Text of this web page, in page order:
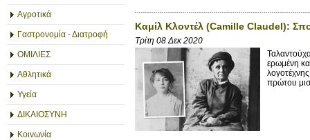
Αγροτικά
Γαστρονομία - Διατροφή
ΟΜΙΛΙΕΣ
Αθλητικά
Υγεία
ΔΙΚΑΙΟΣΥΝΗ
Κοινωνία
Καμίλ Κλοντέλ (Camille Claudel):
Τρίτη 08 Δεκ 2020
ερωμένη
πρώτου